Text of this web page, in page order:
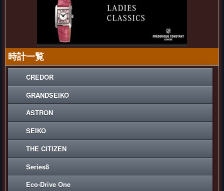
時計一覧
CREDOR
GRANDSEIKO
ASTRON
SEIKO
THE CITIZEN
Series8
Eco-Drive One